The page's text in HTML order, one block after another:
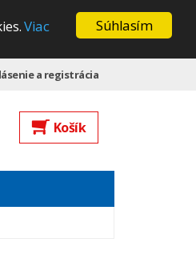
Súhlasím
Viac
a registrácia
Košík